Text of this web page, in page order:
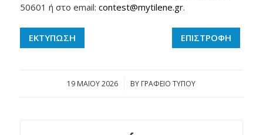
50601 ή στο email: contest@mytilene.gr.
ΕΚΤΥΠΩΣΗ ΕΠΙΣΤΡΟΦΗ
19 ΜΑΪ́ΟΥ 2026
/ BY ΓΡΑΦΕΙΟ ΤΥΠΟΥ